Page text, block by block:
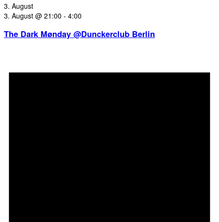
3. August
3. August @ 21:00 - 4:00
The Dark Mønday @Dunckerclub Berlin